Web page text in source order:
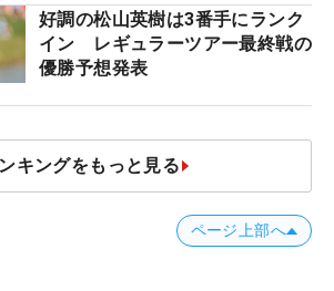
好調の松山英樹は3番手にランク
イン レギュラーツアー最終戦の
優勝予想発表
キングをもっと見る
ページ上部へ